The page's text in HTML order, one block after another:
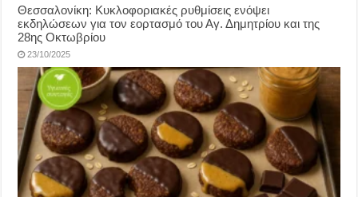
Θεσσαλονίκη: Κυκλοφοριακές ρυθμίσεις ενόψει
εκδηλώσεων για τον εορτασμό του Αγ. Δημητρίου και της
28ης Οκτωβρίου
23/10/2025